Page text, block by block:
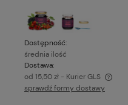
Dostępność:
średnia ilość
Dostawa:
od 15,50 zł - Kurier GLS
Cena nie zawiera
sprawdź formy dostawy